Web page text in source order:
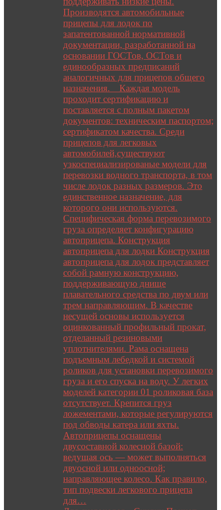
Производятся автомобильные
прицепы для лодок по
запатентованной нормативной
документации, разработанной на
основании ГОСТов, ОСТов и
единообразных предписаний
аналогичных для прицепов общего
назначения. Каждая модель
проходит сертификацию и
поставляется с полным пакетом
документов: техническим паспортом;
сертификатом качества. Среди
прицепов для легковых
автомобилей,существуют
узкоспециализированые модели для
перевозки водного транспорта, в том
числе лодок разных размеров. Это
единственное назначение, для
которого они используются.
Специфическая форма перевозимого
груза определяет конфигурацию
автоприцепа. Конструкция
автоприцепа для лодки Конструкция
автоприцепа для лодок представляет
собой рамную конструкцию,
поддерживающую днище
плавательного средства по двум или
трем направляющим. В качестве
несущей основы используется
оцинкованный профильный прокат,
отделанный резиновыми
уплотнителями. Рама оснащена
подъемным лебедкой и системой
роликов для установки перевозимого
груза и его спуска на воду. У легких
моделей категории 01 роликовая база
отсутствует. Крепится груз
ложементами, которые регулируются
под обводы катера или яхты.
Автоприцепы оснащены
двусоставной колесной базой:
ведущая ось — может выполняться
двуосной или одноосной;
направляющее колесо. Как правило,
тип подвески легкового прицепа
для…